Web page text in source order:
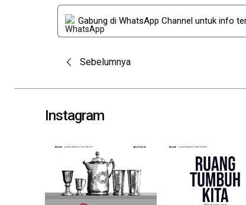
Gabung di WhatsApp Channel untuk info
Post
navigation
Sebelumnya
Instagram